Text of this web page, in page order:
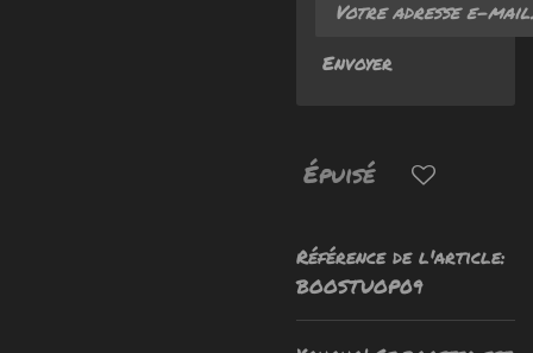
Envoyer
Épuisé
Référence de l'article:
BOOSTUOP09